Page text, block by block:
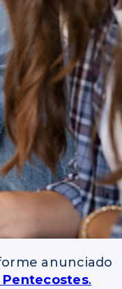
anunciado
Pentecostes.